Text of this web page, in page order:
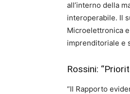
all’interno della
interoperabile. Il
Microelettronica
imprenditoriale e
Rossini:
“Il Rapporto